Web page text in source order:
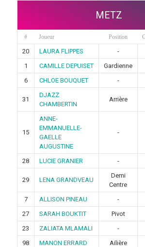
METZ
# Joueur Position
20 LAURA FLIPPES -
1
CAMILLE DEPUISET Gardienne
6
CHLOE BOUQUET -
31
DJAZZ
CHAMBERTIN
Arrière
15
ANNE-
EMMANUELLE-
GAELLE
AUGUSTINE
-
28 LUCIE GRANIER -
29 LENA GRANDVEAU
Demi
Centre
7 ALLISON PINEAU -
27
SARAH BOUKTIT Pivot
23
ZALIATA MLAMALI -
98
MANON ERRARD Ailière